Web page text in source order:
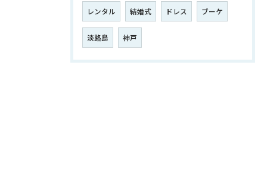
レンタル 結婚式 ドレス ブーケ
淡路島 神戸